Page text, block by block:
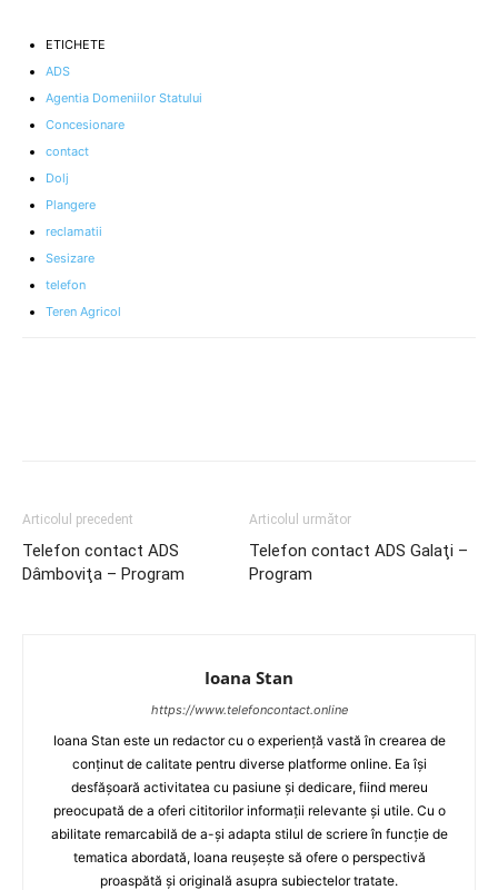
ETICHETE
ADS
Agentia Domeniilor Statului
Concesionare
contact
Dolj
Plangere
reclamatii
Sesizare
telefon
Teren Agricol
Articolul precedent
Telefon contact ADS
Dâmboviţa – Program
Articolul următor
Telefon contact ADS Galaţi –
Program
Ioana Stan
https://www.telefoncontact.online
Ioana Stan este un redactor cu o experiență vastă în crearea de
conținut de calitate pentru diverse platforme online. Ea își
desfășoară activitatea cu pasiune și dedicare, fiind mereu
preocupată de a oferi cititorilor informații relevante și utile. Cu o
abilitate remarcabilă de a-și adapta stilul de scriere în funcție de
tematica abordată, Ioana reușește să ofere o perspectivă
proaspătă și originală asupra subiectelor tratate.